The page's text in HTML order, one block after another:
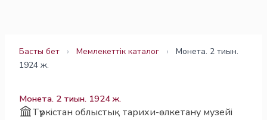
Басты бет › Мемлекеттік каталог ›
Монета. 2 тиын.
1924 ж.
Монета. 2 тиын. 1924 ж.
Түркістан облыстық тарихи-өлкетану музейі